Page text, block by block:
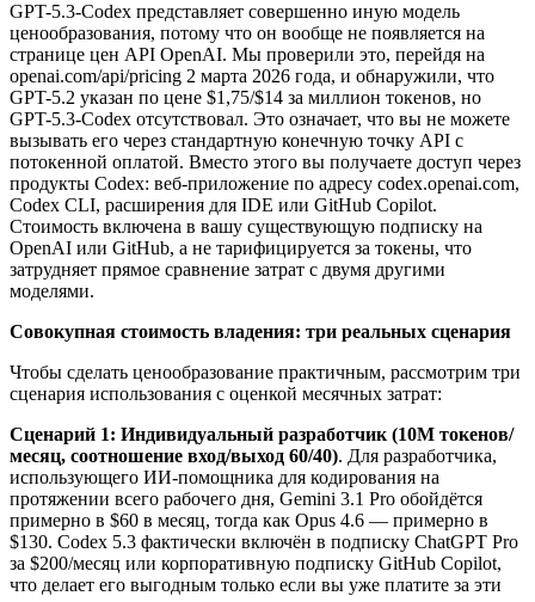
GPT-5.3-Codex представляет совершенно иную модель
ценообразования, потому что он вообще не появляется на
странице цен API OpenAI. Мы проверили это, перейдя на
openai.com/api/pricing 2 марта 2026 года, и обнаружили, что
GPT-5.2 указан по цене $1,75/$14 за миллион токенов, но
GPT-5.3-Codex отсутствовал. Это означает, что вы не можете
вызывать его через стандартную конечную точку API с
потокенной оплатой. Вместо этого вы получаете доступ через
продукты Codex: веб-приложение по адресу codex.openai.com,
Codex CLI, расширения для IDE или GitHub Copilot.
Стоимость включена в вашу существующую подписку на
OpenAI или GitHub, а не тарифицируется за токены, что
затрудняет прямое сравнение затрат с двумя другими
моделями.
Совокупная стоимость владения: три реальных сценария
Чтобы сделать ценообразование практичным, рассмотрим три
сценария использования с оценкой месячных затрат:
Сценарий 1: Индивидуальный разработчик (10M токенов/
месяц, соотношение вход/выход 60/40). Для разработчика,
использующего ИИ-помощника для кодирования на
протяжении всего рабочего дня, Gemini 3.1 Pro обойдётся
примерно в $60 в месяц, тогда как Opus 4.6 — примерно в
$130. Codex 5.3 фактически включён в подписку ChatGPT Pro
за $200/месяц или корпоративную подписку GitHub Copilot,
что делает его выгодным только если вы уже платите за эти